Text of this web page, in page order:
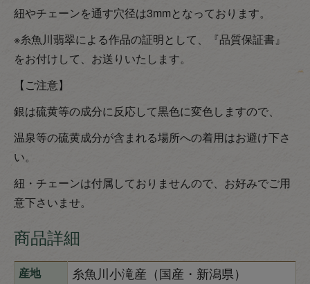
紐やチェーンを通す穴径は3mmとなっております。
※糸魚川翡翠による作品の証明として、『品質保証書』
をお付けして、お送りいたします。
【ご注意】
銀は硫黄等の成分に反応して黒色に変色しますので、
温泉等の硫黄成分が含まれる場所への着用はお避け下さ
い。
紐・チェーンは付属しておりませんので、お好みでご用
意下さいませ。
商品詳細
産地 糸魚川小滝産（国産・新潟県）